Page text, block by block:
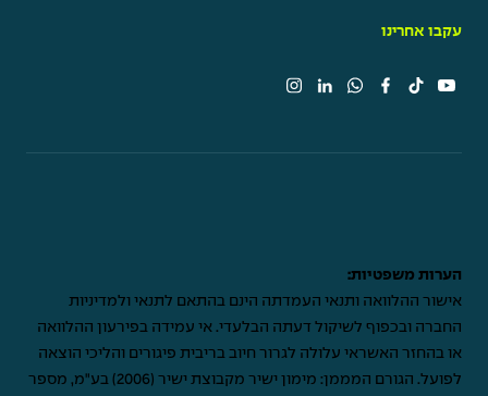
עקבו אחרינו
הערות משפטיות:
אישור ההלוואה ותנאי העמדתה הינם בהתאם לתנאי ולמדיניות
החברה ובכפוף לשיקול דעתה הבלעדי. אי עמידה בפירעון ההלוואה
או בהחזר האשראי עלולה לגרור חיוב בריבית פיגורים והליכי הוצאה
לפועל. הגורם המממן: מימון ישיר מקבוצת ישיר (2006) בע"מ, מספר